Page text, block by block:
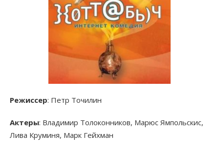
Режиссер: Петр Точилин
Актеры: Владимир Толоконников, Марюс Ямпольскис,
Лива Круминя, Марк Гейхман